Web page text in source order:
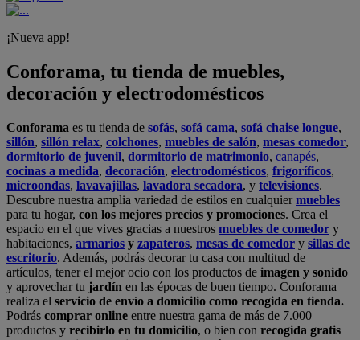
¡Nueva app!
Conforama, tu tienda de muebles,
decoración y electrodomésticos
Conforama es tu tienda de sofás, sofá cama, sofá chaise longue,
sillón, sillón relax, colchones, muebles de salón, mesas comedor,
dormitorio de juvenil, dormitorio de matrimonio, canapés,
cocinas a medida, decoración, electrodomésticos, frigoríficos,
microondas, lavavajillas, lavadora secadora, y televisiones.
Descubre nuestra amplia variedad de estilos en cualquiermuebles
para tu hogar, con los mejores precios y promociones. Crea el
espacio en el que vives gracias a nuestros muebles de comedor y
habitaciones, armarios y zapateros, mesas de comedor y sillas de
escritorio. Además, podrás decorar tu casa con multitud de
artículos, tener el mejor ocio con los productos de imagen y sonido
y aprovechar tu jardín en las épocas de buen tiempo. Conforama
realiza el servicio de envío a domicilio como recogida en tienda.
Podrás comprar online entre nuestra gama de más de 7.000
productos y recibirlo en tu domicilio, o bien con recogida gratis